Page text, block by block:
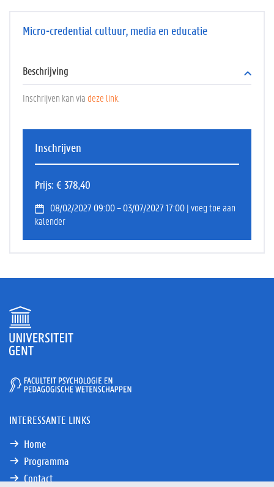
Micro-credential cultuur, media en educatie
Beschrijving
Inschrijven kan via deze link
Inschrijven
Prijs € 378,40
08/02/2027 09:00 – 03/07/2027 17:00| voeg toe aan
kalender
INTERESSANTE LINKS
Home
Programma
Contact